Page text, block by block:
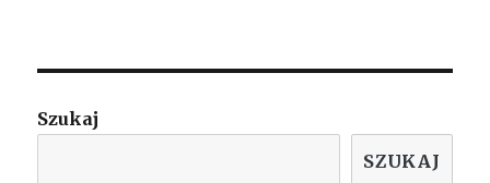
Szukaj
SZUKAJ